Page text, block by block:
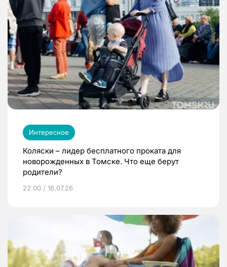
Интересное
Коляски – лидер бесплатного проката для
новорожденных в Томске. Что еще берут
родители?
22:00 / 16.07.26